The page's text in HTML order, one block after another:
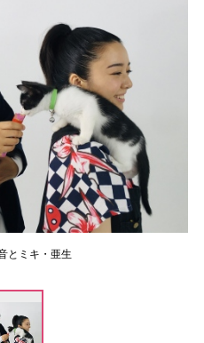
とミキ・亜生